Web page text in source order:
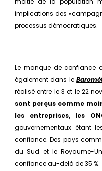
implications des
processus démocratiques.
Le manque de confiance
également dans le
réalisé entre le 3 et le 22
sont perçus comme
les entreprises, les
gouvernementaux étant
confiance. Des pays
du Sud et le Royaume-
confiance au-delà de 35 %.